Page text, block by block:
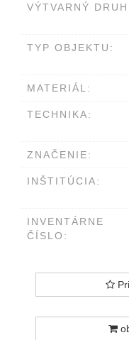
VÝTVARNÝ
TYP OBJEKTU:
MATERIÁL:
TECHNIKA:
ZNAČENIE:
INŠTITÚCIA:
INVENTÁRNE
ČÍSLO: